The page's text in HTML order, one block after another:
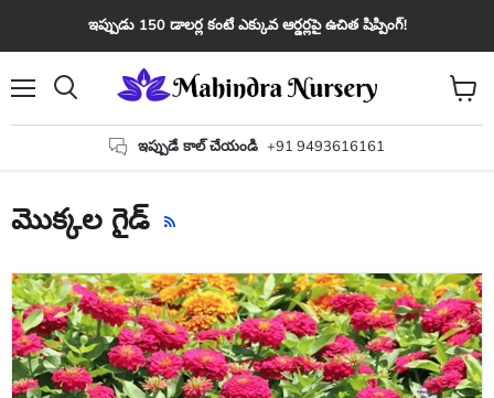
ఇప్పుడు 150 డాలర్ల కంటే ఎక్కువ ఆర్డర్లపై ఉచిత షిప్పింగ్!
ఇప్పుడే కాల్ చేయండి +91 9493616161
కార్ట్
మొక్కల గైడ్ RSS